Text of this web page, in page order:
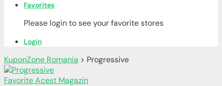
Favorites
Please login to see your favorite stores
Login
KuponZone Romania > Progressive
Favorite Acest Magazin